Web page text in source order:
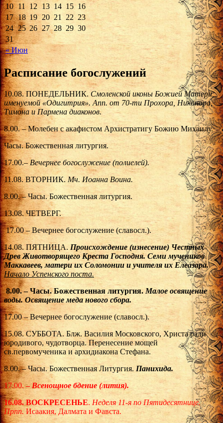
« Июн
10 11 12 13 14 15 16
17 18 19 20 21 22 23
24 25 26 27 28 29 30
31
Расписание богослужений
10.08. ПОНЕДЕЛЬНИК.Смоленской иконы Божией Матери,
именуемой «Одигитрия». Апп. от 70-ти Прохора, Никанора,
Тимона и Пармена диаконов.
8.00. – Молебен с акафистом Архистратигу Божию Михаилу.
Часы. Божественная литургия.
17.00.–Вечернее богослужение (полиелей).
11.08. ВТОРНИК. Мч. Иоанна Воина.
8.00. – Часы. Божественная литургия.
13.08. ЧЕТВЕРГ.
17.00 – Вечернее богослужение (славосл.).
14.08. ПЯТНИЦА. Происхождение (изнесение) Честных
Древ Животворящего Креста Господня. Семи мучеников
Маккавеев, матери их Соломонии и учителя их Елеазара.
Начало Успенского поста.
8.00.– Часы. Божественная литургия. Малое освящение
воды. Освящение меда нового сбора.
17.00 – Вечернее богослужение (славосл.).
15.08. СУББОТА. Блж. Василия Московского, Христа ради
юродивого, чудотворца. Перенесение мощей
св.первомученика и архидиакона Стефана.
8.00. – Часы. Божественная Литургия. Панихида.
17.00.–Всенощное бдение (лития).
16.08. ВОСКРЕСЕНЬЕ. Неделя 11-я по Пятидесятнице.
Прпп.Исаакия, Далмата и Фавста.